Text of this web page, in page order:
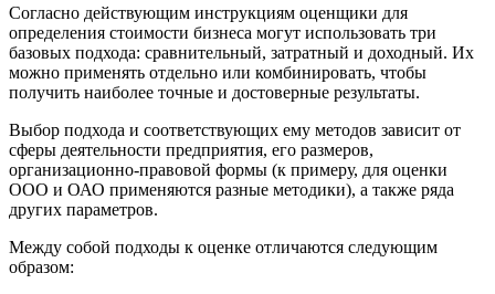
Согласно действующим инструкциям оценщики для
определения стоимости бизнеса могут использовать три
базовых подхода: сравнительный, затратный и доходный. Их
можно применять отдельно или комбинировать, чтобы
получить наиболее точные и достоверные результаты.
Выбор подхода и соответствующих ему методов зависит от
сферы деятельности предприятия, его размеров,
организационно-правовой формы (к примеру, для оценки
ООО и ОАО применяются разные методики), а также ряда
других параметров.
Между собой подходы к оценке отличаются следующим
образом:
Енисейск
Ермолино
Ессентуки
Железногорск
Жуковский
Заводоуковск
Заозерный
Заполярный
Зарайск
Заречный